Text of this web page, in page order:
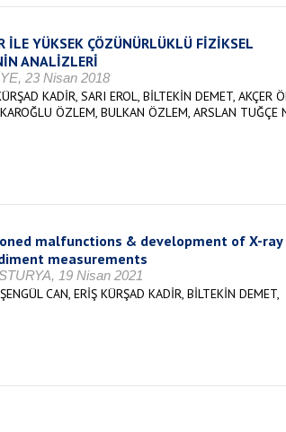
YÜKSEK ÇÖZÜNÜRLÜKLÜ FİZİKSEL
ANALİZLERİ
23 Nisan 2018
KADİR, SARI EROL, BİLTEKİN DEMET, AKÇER
ÖZLEM, BULKAN ÖZLEM, ARSLAN TUĞÇE
malfunctions & development of X-
measurements
19 Nisan 2021
CAN, ERİŞ KÜRŞAD KADİR, BİLTEKİN DEMET,